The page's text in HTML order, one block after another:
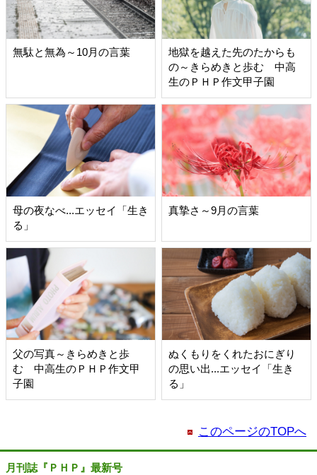
無駄と無為～10月の言葉
地獄を越えた先のたからも
の～きらめきと歩む 中高
生のＰＨＰ作文甲子園
母の夜なべ...エッセイ「生き
る」
真摯さ～9月の言葉
父の写真～きらめきと歩
む 中高生のＰＨＰ作文甲
子園
ぬくもりをくれたおにぎり
の思い出...エッセイ「生き
る」
このページのTOPへ
月刊誌『ＰＨＰ』最新号